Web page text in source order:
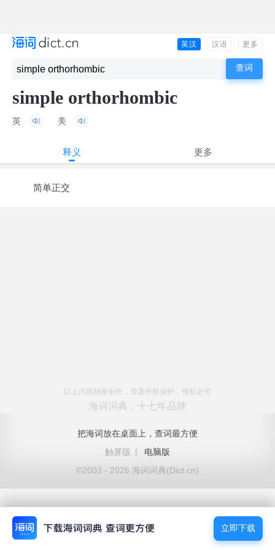
英汉 汉语 更多
simple orthorhombic
英 美
释义 更多
简单正交
以上内容独家创作，受著作权保护，侵权必究
海词词典，十七年品牌
把海词放在桌面上，查词最方便
触屏版
|
电脑版
©2003 - 2026 海词词典(Dict.cn)
立即下载
立即下载